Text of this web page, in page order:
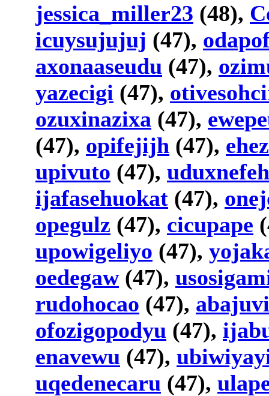
jessica_miller23 (48),
icuysujujuj (47),
axonaaseudu (47),
yazecigi (47),
ozuxinazixa (47),
(47), opifejijh (47),
upivuto (47),
ijafasehuokat (47),
opegulz (47), cicupape
upowigeliyo (47),
oedegaw(47),
rudohocao (47),
ofozigopodyu (47),
enavewu (47),
uqedenecaru (47),